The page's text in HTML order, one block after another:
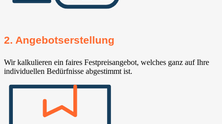
2. Angebotserstellung
Wir kalkulieren ein faires Festpreisangebot, welches ganz auf Ihre
individuellen Bedürfnisse abgestimmt ist.